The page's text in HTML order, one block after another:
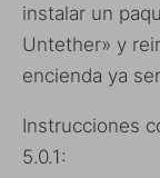
instalar un
Untether» y
encienda ya
Instrucciones
5.0.1: